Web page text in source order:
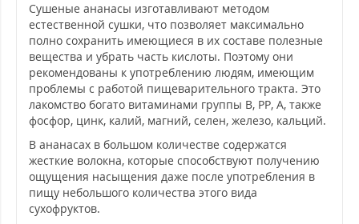
Сушеные ананасы изготавливают методом
естественной сушки, что позволяет максимально
полно сохранить имеющиеся в их составе полезные
вещества и убрать часть кислоты. Поэтому они
рекомендованы к употреблению людям, имеющим
проблемы с работой пищеварительного тракта. Это
лакомство богато витаминами группы В, РР, А, также
фосфор, цинк, калий, магний, селен, железо, кальций.
В ананасах в большом количестве содержатся
жесткие волокна, которые способствуют получению
ощущения насыщения даже после употребления в
пищу небольшого количества этого вида
сухофруктов.